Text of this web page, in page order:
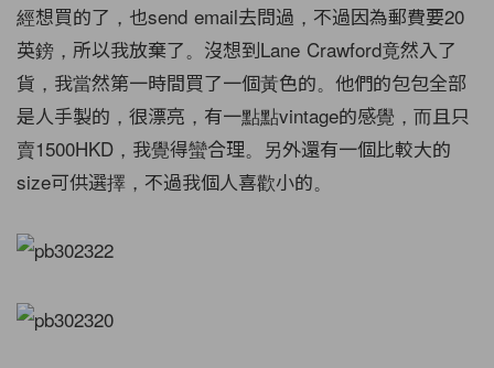
經想買的了，也send email去問過，不過因為郵費要20
英鎊，所以我放棄了。沒想到Lane Crawford竟然入了
貨，我當然第一時間買了一個黃色的。他們的包包全部
是人手製的，很漂亮，有一點點vintage的感覺，而且只
賣1500HKD，我覺得蠻合理。另外還有一個比較大的
size可供選擇，不過我個人喜歡小的。